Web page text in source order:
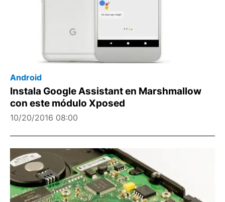
Android
Instala Google Assistant en Marshmallow
con este módulo Xposed
10/20/2016 08:00